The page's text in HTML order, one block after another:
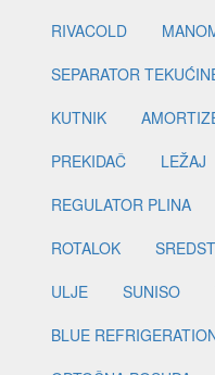
RIVACOLD
SEPARATOR
KUTNIK
PREKIDAČ
LEŽAJ
REGULATOR PLINA
ROTALOK
ULJE
SUNISO
BLUE